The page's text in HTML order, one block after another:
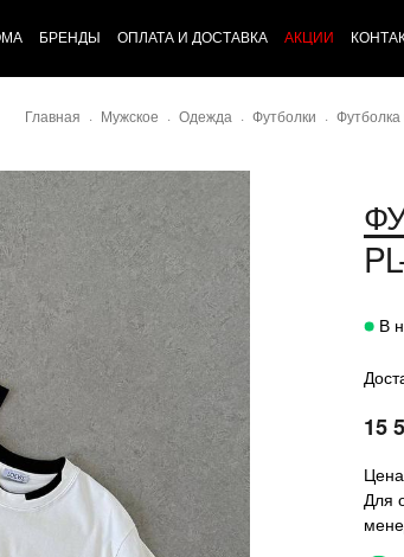
БРЕНДЫ ОПЛАТА И ДОСТАВКА АКЦИИ
Главная Мужское Одежда Футболки
В
15
Для